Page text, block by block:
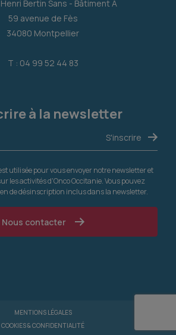
Bertin Sans - Bâtiment A
59 avenue de Fès
34080 Montpellier
T : 04 99 52 44 83
à la newsletter
utilisée pour vous envoyer notre newsletter et
les activités d'Onco Occitanie. Vous pouvez
de désinscription inclus dans la newsletter.
Nous contacter
MENTIONS LÉGALES
COOKIES & CONFIDENTIALITÉ